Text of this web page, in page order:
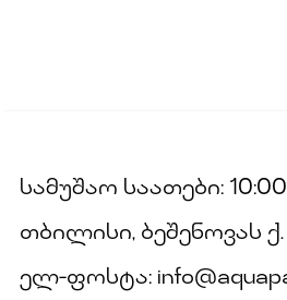
სამუშაო საათები:
თბილისი, ბეშენოვას ქ.
ელ-ფოსტა: